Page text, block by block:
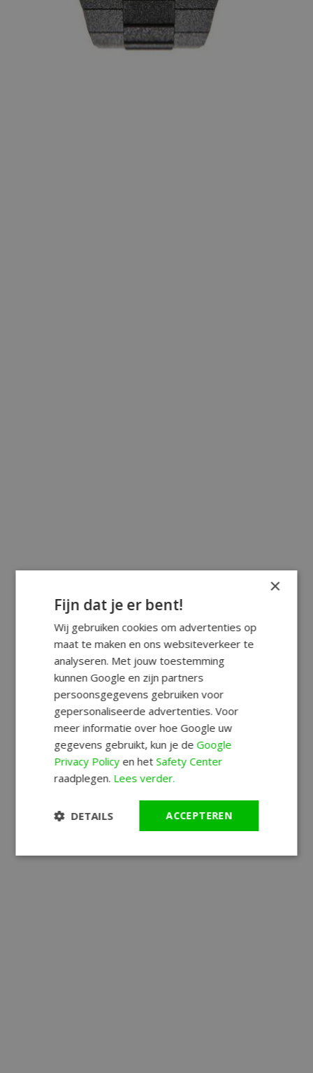
×
Fijn dat je er bent!
Wij gebruiken cookies om advertenties op
maat te maken en ons websiteverkeer te
analyseren. Met jouw toestemming
kunnen Google en zijn partners
persoonsgegevens gebruiken voor
gepersonaliseerde advertenties. Voor
meer informatie over hoe Google uw
gegevens gebruikt, kun je deGoogle
Privacy Policyen hetSafety Center
raadplegen. Lees verder.
ACCEPTEREN
DETAILS